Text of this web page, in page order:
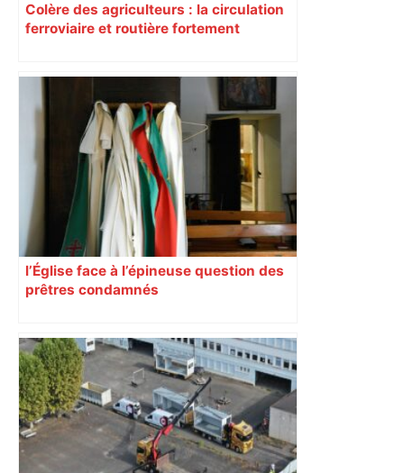
Colère des agriculteurs : la circulation
ferroviaire et routière fortement
l’Église face à l’épineuse question des
prêtres condamnés